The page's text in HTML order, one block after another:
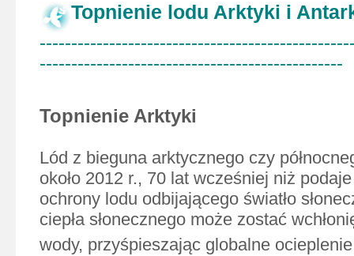
Topnienie lodu Arktyki i
------------------------------------------------
Topnienie Arktyki
Lód z bieguna arktycznego czy
około 2012 r., 70 lat wcześniej niż
ochrony lodu odbijającego światło
ciepła słonecznego może zostać
wody, przyśpieszając globalne